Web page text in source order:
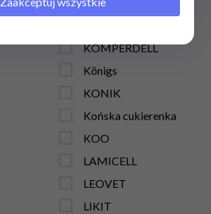
KOMPERDELL
Königs
KONIK
Końska cukierenka
KOO
LAMICELL
LEOVET
LIKIT